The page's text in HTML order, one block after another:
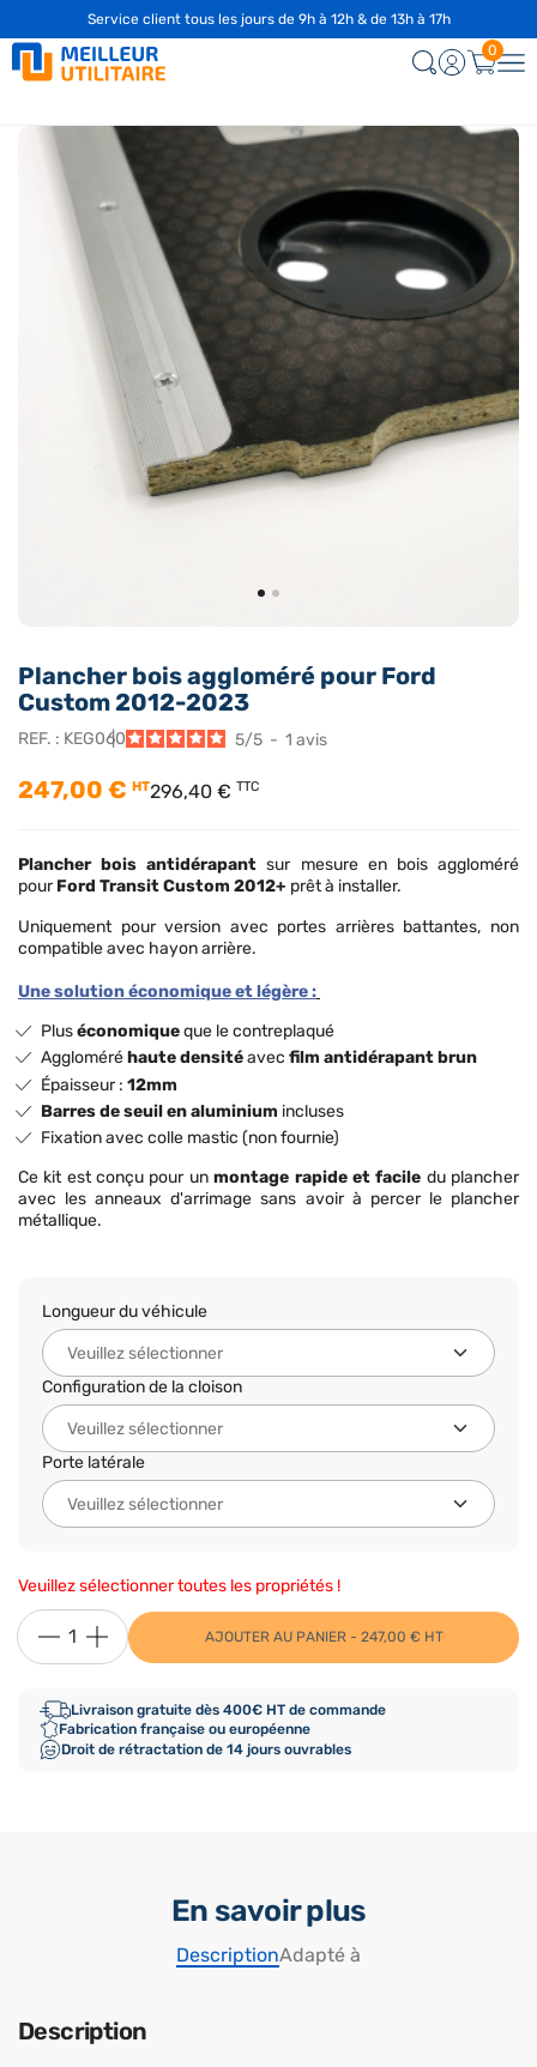
Plancher bois aggloméré pour Ford
Custom 2012-2023
REF. : KEG060 5/5 - 1 avis
247,00 € HT296,40 € TTC
Plancher bois antidérapant sur mesure en bois aggloméré
pourFord Transit Custom 2012+ prêt à installer.
Uniquement pour version avec portes arrières battantes, non
compatible avec hayon arrière.
Une solution économique et légère :
Pluséconomiqueque le contreplaqué
Aggloméréhaute densitéavec film antidérapant brun
Épaisseur :12mm
Barres de seuil en aluminium incluses
Fixation avec colle mastic (non fournie)
Ce kit est conçu pour unmontage rapide et facile du plancher
avec les anneaux d'arrimage sans avoir à percer le plancher
métallique.
Longueur du véhicule
Configuration de la cloison
Porte latérale
Veuillez sélectionner toutes les propriétés !
AJOUTER AU PANIER - 247,00 € HT
Livraison gratuite dès 400€ HT de commande
Fabrication française ou européenne
Droit de rétractation de 14 jours ouvrables
En savoir plus
DescriptionAdapté à
Description
Service client tous les jours de 9h à 12h & de 13h à 17h
0